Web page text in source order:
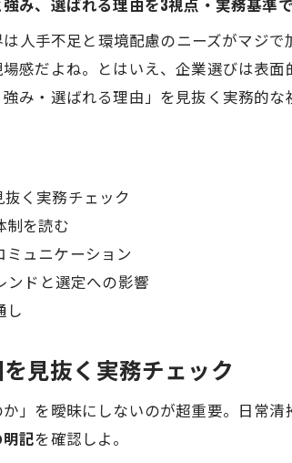
人手不足と環境配慮のニーズがマジ
感だよね。とはいえ、企業選びは表
み・選ばれる理由」を見抜く実務的
く実務チェック
制を読む
ュニケーション
ンドと選定への影響
し
見抜く実務チェック
か」を曖昧にしないのが超重要。日常
記を確認しよ。